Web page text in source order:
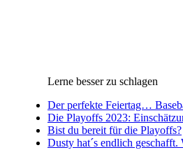
Lerne besser zu schlagen
Der perfekte Feiertag…
Die Playoffs 2023:
Bist du bereit für die Playoffs?
Dusty hat´s endlich geschafft.